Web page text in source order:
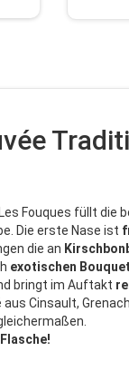
Fouques füllt die
Die erste Nase ist
die an
exotischen Bouquet
bringt im Auftakt
Cinsault,